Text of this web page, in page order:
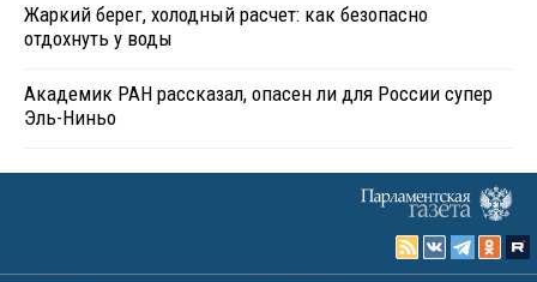
Жаркий берег, холодный расчет: как безопасно
отдохнуть у воды
Академик РАН рассказал, опасен ли для России супер
Эль-Ниньо